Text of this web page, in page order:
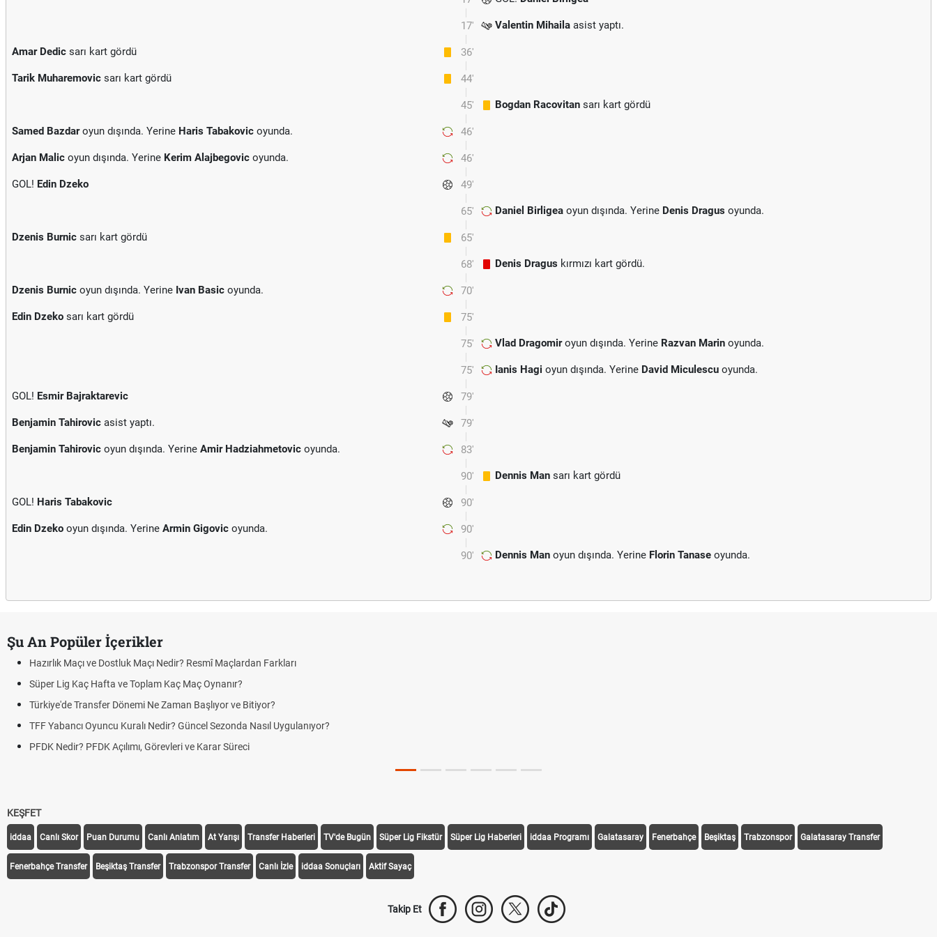
17' Valentin Mihaila asist yaptı.
36'
Amar Dedic sarı kart gördü
44'
Tarik Muharemovic sarı kart gördü
45' Bogdan Racovitan sarı kart gördü
46'
Samed Bazdaroyun dışında. Yerine Haris Tabakovic oyunda.
46'
Arjan Malic oyun dışında. Yerine Kerim Alajbegovic oyunda.
49'
GOL! Edin Dzeko
65' Daniel Birligea oyun dışında. Yerine Denis Dragus oyunda.
65'
Dzenis Burnic sarı kart gördü
68' Denis Dragus kırmızı kart gördü.
70'
Dzenis Burnic oyun dışında. Yerine Ivan Basic oyunda.
75'
Edin Dzeko sarı kart gördü
75' Vlad Dragomiroyun dışında. Yerine Razvan Marin oyunda.
75' Ianis Hagi oyun dışında. Yerine David Miculescu oyunda.
79'
GOL! Esmir Bajraktarevic
79'
Benjamin Tahirovic asist yaptı.
83'
Benjamin Tahirovic oyun dışında. Yerine Amir Hadziahmetovic oyunda.
90' Dennis Man sarı kart gördü
90'
GOL! Haris Tabakovic
90'
Edin Dzeko oyun dışında. Yerine Armin Gigovic oyunda.
90' Dennis Man oyun dışında. Yerine Florin Tanase oyunda.
Şu An Popüler İçerikler
Hazırlık Maçı ve Dostluk Maçı Nedir? Resmî Maçlardan Farkları
Süper Lig Kaç Hafta ve Toplam Kaç Maç Oynanır?
Türkiye'de Transfer Dönemi Ne Zaman Başlıyor ve Bitiyor?
TFF Yabancı Oyuncu Kuralı Nedir? Güncel Sezonda Nasıl Uygulanıyor?
PFDK Nedir? PFDK Açılımı, Görevleri ve Karar Süreci
KEŞFET
iddaa Canlı Skor Puan Durumu Canlı Anlatım At Yarışı Transfer Haberleri TV'de Bugün Süper Lig Fikstür Süper Lig Haberleri iddaa Programı Galatasaray Fenerbahçe Beşiktaş Trabzonspor Galatasaray Transfer
Fenerbahçe Transfer Beşiktaş Transfer Trabzonspor Transfer Canlı İzle iddaa Sonuçları Aktif Sayaç
Takip Et